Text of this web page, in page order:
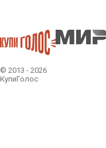
© 2013 - 2026
КупиГолос